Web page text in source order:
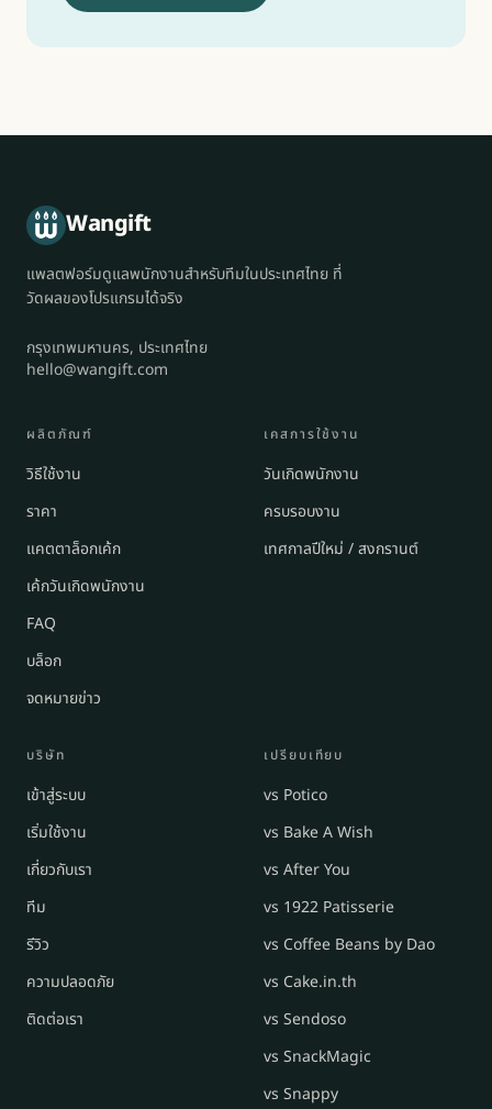
Wangift
แพลตฟอร์มดูแลพนักงานสำหรับทีมในประเทศไทย ที่
วัดผลของโปรแกรมได้จริง
กรุงเทพมหานคร, ประเทศไทย
hello@wangift.com
ผลิตภัณฑ์
วิธีใช้งาน
ราคา
แคตตาล็อกเค้ก
เค้กวันเกิดพนักงาน
FAQ
บล็อก
จดหมายข่าว
เคสการใช้งาน
วันเกิดพนักงาน
ครบรอบงาน
เทศกาลปีใหม่ / สงกรานต์
บริษัท
เข้าสู่ระบบ
เริ่มใช้งาน
เกี่ยวกับเรา
ทีม
รีวิว
ความปลอดภัย
ติดต่อเรา
เปรียบเทียบ
vs Potico
vs Bake A Wish
vs After You
vs 1922 Patisserie
vs Coffee Beans by Dao
vs Cake.in.th
vs Sendoso
vs SnackMagic
vs Snappy